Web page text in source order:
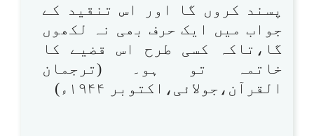
پسند کروں گا اور اس تنقید کے
جواب میں ایک حرف بھی نہ لکھوں
گا،تاکہ کسی طرح اس قضیے کا
خاتمہ تو ہو۔ (ترجمان
القرآن،جولائی،اکتوبر ۱۹۴۴ء)